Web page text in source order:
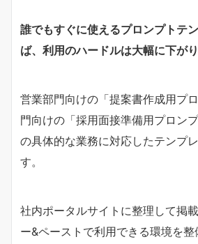
誰でもすぐに使えるプロンプトテ
ば、利用のハードルは大幅に下がり
営業部門向けの「提案書作成用プ
門向けの「採用面接準備用プロン
の具体的な業務に対応したテンプ
す。
社内ポータルサイトに整理して掲
ー&ペーストで利用できる環境を